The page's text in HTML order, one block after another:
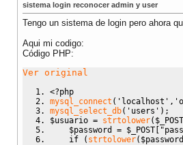
sistema login reconocer admin y user
Tengo un sistema de login pero ahora
Aqui mi codigo:
Código PHP:
Ver original
<?php
mysql_connect ( 'localhost' ,
mysql_select_db( 'users' ) ;
$usuario = strtolower( $_POST
$password
= $_POST [
if
( strtolower( $password